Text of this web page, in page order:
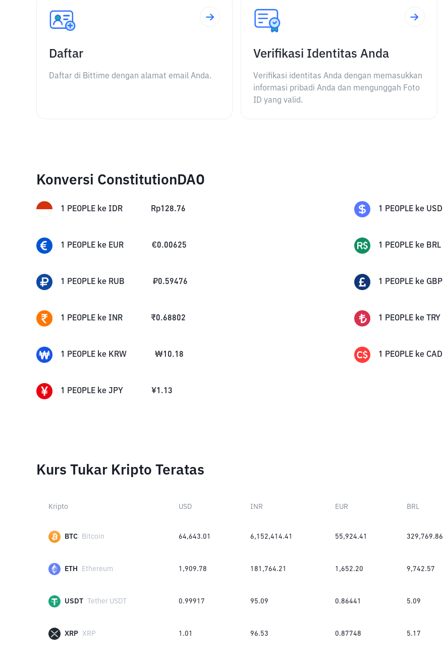
Daftar
Daftar di Bittime dengan alamat email Anda.
Verifikasi Identitas Anda
Verifikasi identitas Anda dengan memasukkan
informasi pribadi Anda dan mengunggah Foto
ID yang valid.
Konversi ConstitutionDAO
1 PEOPLE ke IDR Rp128.76 1 PEOPLE ke USD
1 PEOPLE ke EUR €0.00625 1 PEOPLE ke BRL
1 PEOPLE ke RUB ₽0.59476 1 PEOPLE ke GBP
1 PEOPLE ke INR ₹0.68802 1 PEOPLE ke TRY
1 PEOPLE ke KRW ₩10.18 1 PEOPLE ke CAD
1 PEOPLE ke JPY ¥1.13
Kurs Tukar Kripto Teratas
Kripto USD INR EUR BRL
BTC Bitcoin 64,643.01 6,152,414.41 55,924.41 329,769.86
ETH Ethereum 1,909.78 181,764.21 1,652.20 9,742.57
USDT Tether USDT 0.99917 95.09 0.86441 5.09
XRP XRP 1.01 96.53 0.87748 5.17